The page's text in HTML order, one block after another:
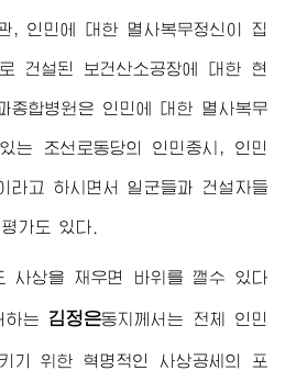
, 인민에 대한 멸사복무정신이 집
건설된 보건산소공장에 대한 현
종합병원은 인민에 대한 멸사복무
는 조선로동당의 인민중시, 인민
라고 하시면서 일군들과 건설자들
가도 있다.
사상을 재우면 바위를 깰수 있다
하는 김정은동지 께서는 전체 인민
기 위한 혁명적인 사상공세의 포